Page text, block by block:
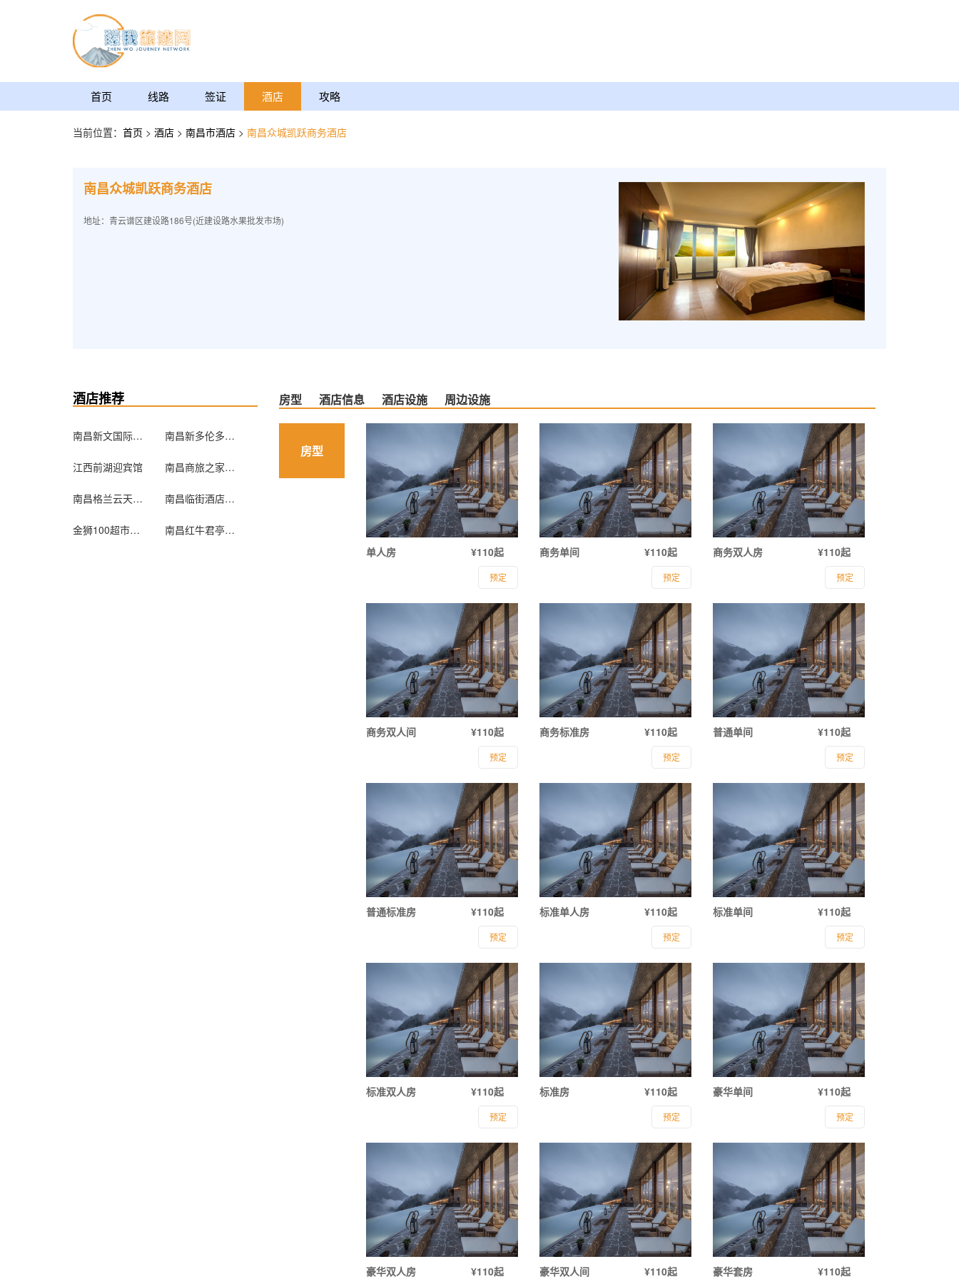
首页 线路 签证 酒店 攻略
当前位置： 首页 > 酒店 > 南昌市酒店 > 南昌众城凯跃商务酒店
南昌众城凯跃商务酒店
地址：青云谱区建设路186号(近建设路水果批发市场)
酒店推荐
南昌新文国际大酒店 南昌新多伦多宾馆
江西前湖迎宾馆 南昌商旅之家旅馆
南昌格兰云天国际酒店 南昌临街酒店公寓
金狮100超市化连锁宾馆南昌江西店 南昌红牛君亭酒店
房型 酒店信息 酒店设施 周边设施
房型
单人房 ¥110起
预定
商务单间 ¥110起
预定
商务双人房 ¥110起
预定
商务双人间 ¥110起
预定
商务标准房 ¥110起
预定
普通单间 ¥110起
预定
普通标准房 ¥110起
预定
标准单人房 ¥110起
预定
标准单间 ¥110起
预定
标准双人房 ¥110起
预定
标准房 ¥110起
预定
豪华单间 ¥110起
预定
豪华双人房 ¥110起 豪华双人间 ¥110起 豪华套房 ¥110起